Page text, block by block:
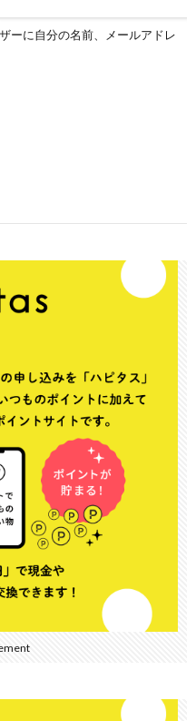
ーに自分の名前、メールアドレ